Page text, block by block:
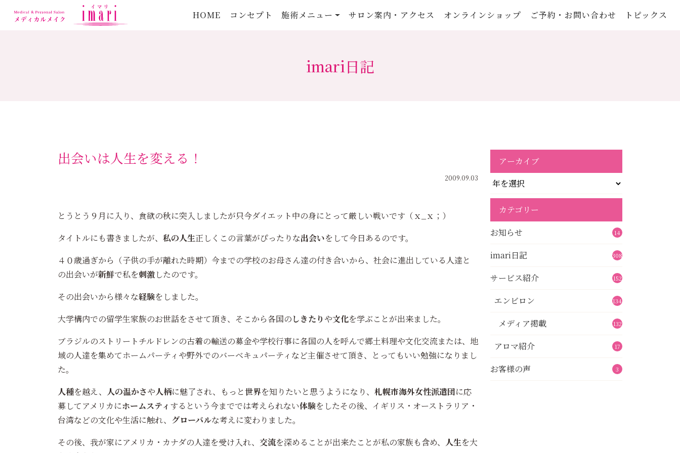
HOME コンセプト 施術メニュー サロン案内・アクセス オンラインショップ ご予約・お問い合わせ トピックス
imari日記
出会いは人生を変える！
2009.09.03
とうとう９月に入り、食欲の秋に突入しましたが只今ダイエット中の身にとって厳しい戦いです（ｘ_ｘ；）
タイトルにも書きましたが、 私の人生正しくこの言葉がぴったりな出会いをして今日あるのです。
４０歳過ぎから（子供の手が離れた時期）今までの学校のお母さん達の付き合いから、社会に進出している人達と
の出会いが新鮮で私を刺激したのです。
その出会いから様々な経験をしました。
大学構内での留学生家族のお世話をさせて頂き、そこから各国のしきたり や文化を学ぶことが出来ました。
ブラジルのストリートチルドレンの古着の輸送の募金や学校行事に各国の人を呼んで郷土料理や文化交流または、地
域の人達を集めてホームパーティや野外でのバーベキュパーティなど主催させて頂き、とってもいい勉強になりまし
た。
人種を越え、 人の温かさや人柄に魅了され、もっと世界を知りたいと思うようになり、 札幌市海外女性派遣団に応
募してアメリカにホームスティ するという今まででは考えられない体験をしたその後、イギリス・オーストラリア・
台湾などの文化や生活に触れ、 グローバルな考えに変わりました。
その後、我が家にアメリカ・カナダの人達を受け入れ、 交流を深めることが出来たことが私の家族も含め、 人生を大
アーカイブ
カテゴリー
お知らせ
14
imari日記 308
サービス紹介 152
エンビロン 134
メディア掲載 132
アロマ紹介 17
お客様の声 3